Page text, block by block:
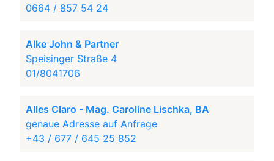
0664 / 857 54 24
Alke John & Partner
Speisinger Straße 4
01/8041706
Alles Claro - Mag. Caroline Lischka, BA
genaue Adresse auf Anfrage
+43 / 677 / 645 25 852